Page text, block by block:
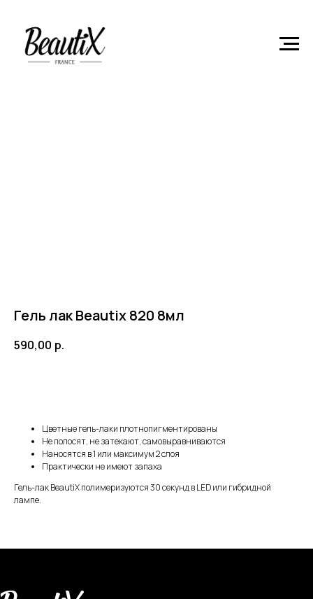
Гель лак Beautix 820 8мл
590,00 р.
Цветные гель-лаки плотнопигментированы
Не полосят, не затекают, самовыравниваются
Наносятся в 1 или максимум 2 слоя
Практически не имеют запаха
Гель-лак BeautiX полимеризуются 30 секунд в LED или гибридной
лампе.